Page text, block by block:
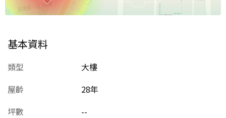
基本資料
類型
大樓
屋齡
28年
坪數
--